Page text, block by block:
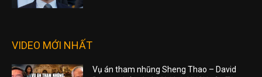
VIDEO MỚI NHẤT
Vụ án tham nhũng Sheng Thao – David